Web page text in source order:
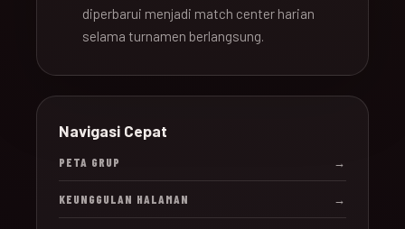
diperbarui menjadi match center harian
selama turnamen berlangsung.
Navigasi Cepat
PETA GRUP →
KEUNGGULAN HALAMAN →